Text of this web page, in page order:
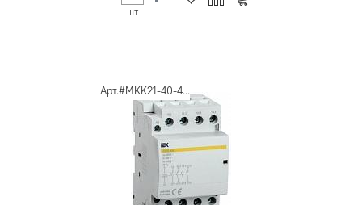
шт
Арт.#MKK21-40-4...